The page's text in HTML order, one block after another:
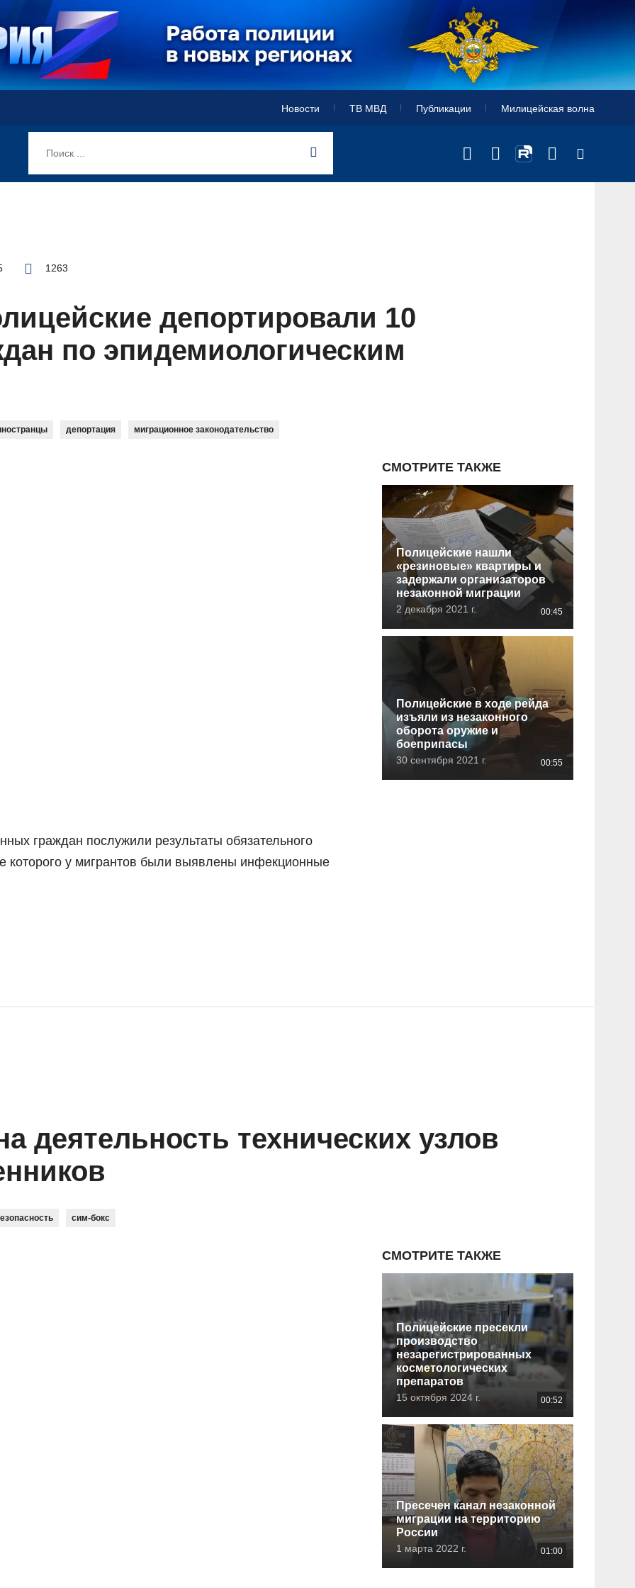
Новости ТВ МВД Публикации Милицейская волна
1263
депортировали 10
по эпидемиологическим
депортация миграционное законодательство
граждан послужили результаты обязательного
которого у мигрантов были выявлены инфекционные
СМОТРИТЕ ТАКЖЕ
Полицейские нашли
«резиновые» квартиры и
задержали организаторов
незаконной миграции
2 декабря 2021 г. 00:45
Полицейские в ходе рейда
изъяли из незаконного
оборота оружие и
боеприпасы
30 сентября 2021 г. 00:55
деятельность технических узлов
сим-бокс
СМОТРИТЕ ТАКЖЕ
Полицейские пресекли
производство
незарегистрированных
косметологических
препаратов
15 октября 2024 г. 00:52
Пресечен канал незаконной
миграции на территорию
России
1 марта 2022 г. 01:00